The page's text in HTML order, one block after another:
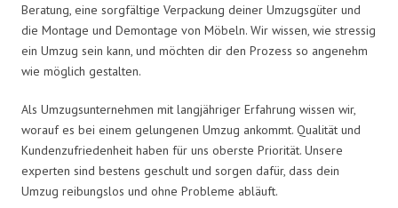
Beratung, eine sorgfältige Verpackung deiner Umzugsgüter und
die Montage und Demontage von Möbeln. Wir wissen, wie stressig
ein Umzug sein kann, und möchten dir den Prozess so angenehm
wie möglich gestalten.
Als Umzugsunternehmen mit langjähriger Erfahrung wissen wir,
worauf es bei einem gelungenen Umzug ankommt. Qualität und
Kundenzufriedenheit haben für uns oberste Priorität. Unsere
experten sind bestens geschult und sorgen dafür, dass dein
Umzug reibungslos und ohne Probleme abläuft.